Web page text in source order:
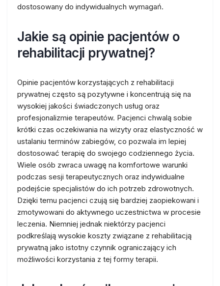
dostosowany do indywidualnych wymagań.
Jakie są opinie pacjentów o
rehabilitacji prywatnej?
Opinie pacjentów korzystających z rehabilitacji
prywatnej często są pozytywne i koncentrują się na
wysokiej jakości świadczonych usług oraz
profesjonalizmie terapeutów. Pacjenci chwalą sobie
krótki czas oczekiwania na wizyty oraz elastyczność w
ustalaniu terminów zabiegów, co pozwala im lepiej
dostosować terapię do swojego codziennego życia.
Wiele osób zwraca uwagę na komfortowe warunki
podczas sesji terapeutycznych oraz indywidualne
podejście specjalistów do ich potrzeb zdrowotnych.
Dzięki temu pacjenci czują się bardziej zaopiekowani i
zmotywowani do aktywnego uczestnictwa w procesie
leczenia. Niemniej jednak niektórzy pacjenci
podkreślają wysokie koszty związane z rehabilitacją
prywatną jako istotny czynnik ograniczający ich
możliwości korzystania z tej formy terapii.